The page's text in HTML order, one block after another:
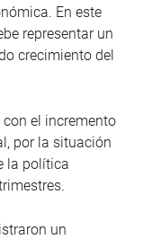
En este
representar un
crecimiento del
el incremento
por la situación
la política
un